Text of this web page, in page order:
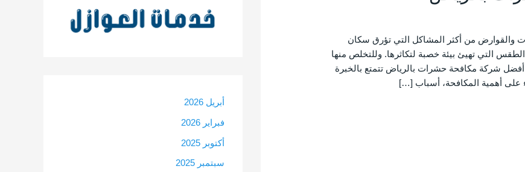
والقوارض من أكثر المشاكل التي تؤرق سكان
التي تهيئ بيئة خصبة لتكاثرها. وللتخلص منها
أفضل شركة مكافحة حشرات بالرياض تتمتع بالخبرة
على أهمية المكافحة، أسباب […]
أبريل 2026
فبراير 2026
أكتوبر 2025
سبتمبر 2025